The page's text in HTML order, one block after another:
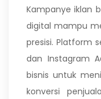
Kampanye iklan
digital mampu
presisi. Platform
dan Instagram
bisnis untuk
konversi